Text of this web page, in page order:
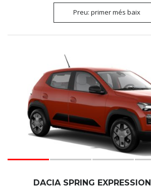
Preu: primer més baix
DACIA SPRING EXPRESSION